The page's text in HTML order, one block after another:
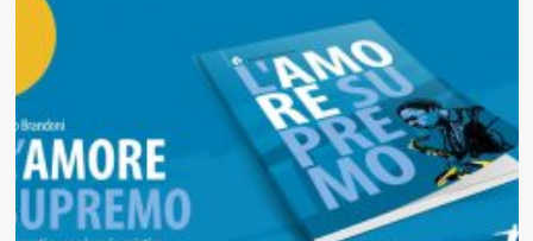
il
libro
di
Francesco
Cataldo